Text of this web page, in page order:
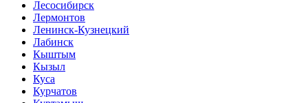
Лесосибирск
Лермонтов
Ленинск-Кузнецкий
Лабинск
Кыштым
Кызыл
Куса
Курчатов